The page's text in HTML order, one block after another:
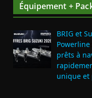
Équipement +
BRIG et
prêts à
unique et